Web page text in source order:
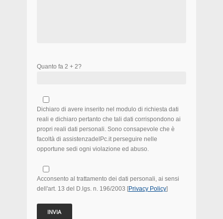
Quanto fa 2 + 2?
Dichiaro di avere inserito nel modulo di richiesta dati
reali e dichiaro pertanto che tali dati corrispondono ai
propri reali dati personali. Sono consapevole che è
facoltà di assistenzadelPc.it perseguire nelle
opportune sedi ogni violazione ed abuso.
Acconsento al trattamento dei dati personali, ai sensi
dell'art. 13 del D.lgs. n. 196/2003 [Privacy Policy]